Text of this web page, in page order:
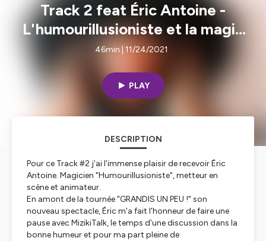
Track 2 feat Éric Antoine -
L'humourillusioniste et la magie
de la musique
46min | 11/24/2021
PLAY
DESCRIPTION
Pour ce Track #2 j'ai l'immense plaisir de recevoir Éric
Antoine. Magicien "Humourillusioniste", metteur en
scène et animateur.
En amont de la tournée "GRANDIS UN PEU !" son
nouveau spectacle, Éric m'a fait l'honneur de faire une
pause avec MizikiTalk, le temps d'une discussion dans la
bonne humeur et pour ma part pleine de